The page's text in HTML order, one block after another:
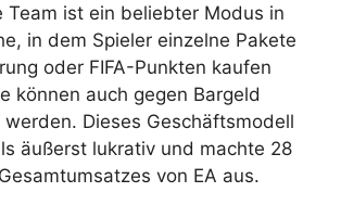
Team ist ein beliebter Modus in
in dem Spieler einzelne Pakete
oder FIFA-Punkten kaufen
können auch gegen Bargeld
Dieses Geschäftsmodell
äußerst lukrativ und machte 28
von EA aus.